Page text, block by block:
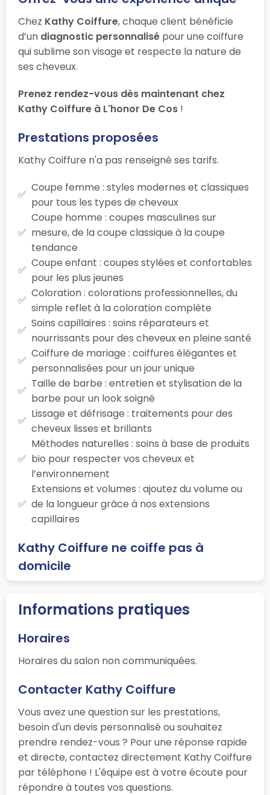
Chez Kathy Coiffure, chaque client bénéficie
d’un diagnostic personnalisé pour une coiffure
qui sublime son visage et respecte la nature de
ses cheveux.
Prenez rendez-vous dès maintenant chez
Kathy Coiffure à L'honor De Cos !
Prestations proposées
Kathy Coiffure n'a pas renseigné ses tarifs.
Coupe femme : styles modernes et classiques
pour tous les types de cheveux
Coupe homme : coupes masculines sur
mesure, de la coupe classique à la coupe
tendance
Coupe enfant : coupes stylées et confortables
pour les plus jeunes
Coloration : colorations professionnelles, du
simple reflet à la coloration complète
Soins capillaires : soins réparateurs et
nourrissants pour des cheveux en pleine santé
Coiffure de mariage : coiffures élégantes et
personnalisées pour un jour unique
Taille de barbe : entretien et stylisation de la
barbe pour un look soigné
Lissage et défrisage : traitements pour des
cheveux lisses et brillants
Méthodes naturelles : soins à base de produits
bio pour respecter vos cheveux et
l’environnement
Extensions et volumes : ajoutez du volume ou
de la longueur grâce à nos extensions
capillaires
Kathy Coiffure ne coiffe pas à
domicile
Informations pratiques
Horaires
Horaires du salon non communiquées.
Contacter Kathy Coiffure
Vous avez une question sur les prestations,
besoin d'un devis personnalisé ou souhaitez
prendre rendez-vous ? Pour une réponse rapide
et directe, contactez directement Kathy Coiffure
par téléphone ! L'équipe est à votre écoute pour
répondre à toutes vos questions.